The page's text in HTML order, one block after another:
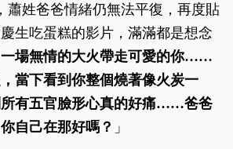
蕭姓爸爸情緒仍無法平復，再度貼
生吃蛋糕的影片，滿滿都是想念
一場無情的大火帶走可愛的你……
當下看到你整個燒著像火炭一
所有五官臉形心真的好痛……爸爸
自己在那好嗎？ 」